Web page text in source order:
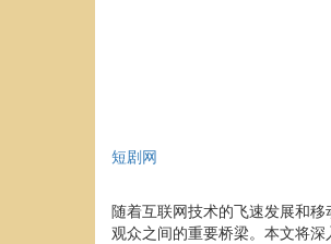
短剧网
随着互联网技术的飞速发展和
观众之间的重要桥梁。本文将